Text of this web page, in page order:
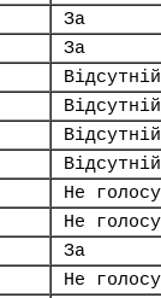
За
За
Відсутній
Відсутній
Відсутній
Відсутній
Не
Не
За
Не